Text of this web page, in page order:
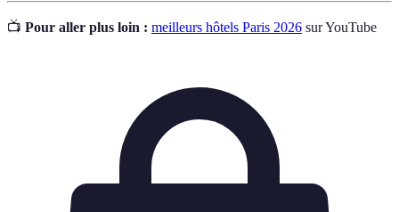
📺 Pour aller plus loin : meilleurs hôtels Paris 2026 sur YouTube